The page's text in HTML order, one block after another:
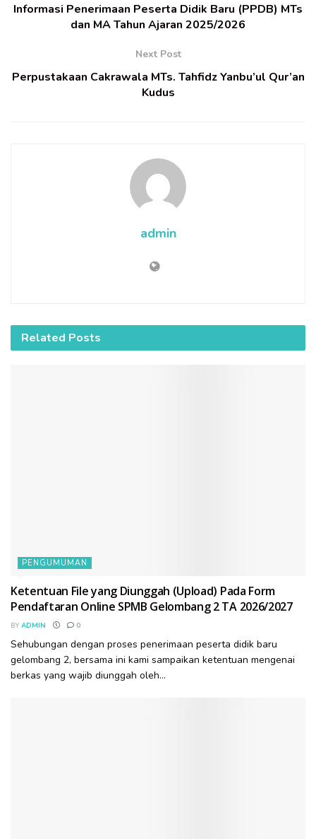
Informasi Penerimaan Peserta Didik Baru (PPDB) MTs
dan MA Tahun Ajaran 2025/2026
Next Post
Perpustakaan Cakrawala MTs. Tahfidz Yanbu’ul Qur’an
Kudus
admin
Related Posts
PENGUMUMAN
Ketentuan File yang Diunggah (Upload) Pada Form
Pendaftaran Online SPMB Gelombang 2 TA 2026/2027
BY ADMIN 0
Sehubungan dengan proses penerimaan peserta didik baru
gelombang 2, bersama ini kami sampaikan ketentuan mengenai
berkas yang wajib diunggah oleh...